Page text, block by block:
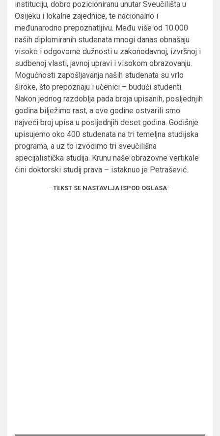
instituciju, dobro pozicioniranu unutar Sveučilišta u
Osijeku i lokalne zajednice, te nacionalno i
međunarodno prepoznatljivu. Među više od 10.000
naših diplomiranih studenata mnogi danas obnašaju
visoke i odgovorne dužnosti u zakonodavnoj, izvršnoj i
sudbenoj vlasti, javnoj upravi i visokom obrazovanju.
Mogućnosti zapošljavanja naših studenata su vrlo
široke, što prepoznaju i učenici – budući studenti.
Nakon jednog razdoblja pada broja upisanih, posljednjih
godina bilježimo rast, a ove godine ostvarili smo
najveći broj upisa u posljednjih deset godina. Godišnje
upisujemo oko 400 studenata na tri temeljna studijska
programa, a uz to izvodimo tri sveučilišna
specijalistička studija. Krunu naše obrazovne vertikale
čini doktorski studij prava – istaknuo je Petrašević.
–TEKST SE NASTAVLJA ISPOD OGLASA–